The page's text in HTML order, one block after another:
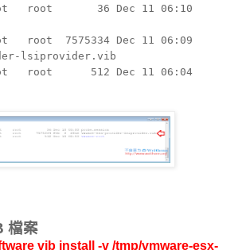
root 36 Dec 11 06:10
7575334 Dec 11 06:09
lsiprovider.vib
root 512 Dec 11 06:04
檔案
vib install -v /tmp/vmware-esx-